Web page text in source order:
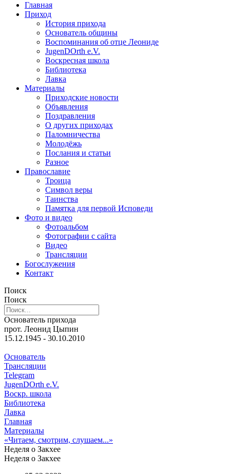
Главная
Приход
История прихода
Основатель общины
Воспоминания об отце Леониде
JugenDOrth e.V.
Воскресная школа
Библиотека
Лавка
Материалы
Приходские новости
Объявления
Поздравления
О других приходах
Паломничества
Молодёжь
Послания и статьи
Разное
Православие
Троица
Символ веры
Таинства
Памятка для первой Исповеди
Фото и видео
Фотоальбом
Фотографии с сайта
Видео
Трансляции
Богослужения
Контакт
Поиск
Поиск
Основатель прихода
прот. Леонид Цыпин
15.12.1945 - 30.10.2010
Основатель
Трансляции
Telegram
JugenDOrth e.V.
Воскр. школа
Библиотека
Лавка
Главная
Материалы
«Читаем, смотрим, слушаем...»
Неделя о Закхее
Неделя о Закхее